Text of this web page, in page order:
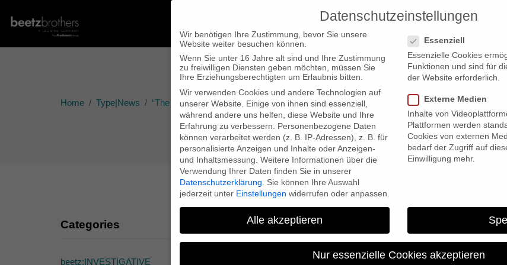
Home Type|News “The Pasolini Files” on Arte today
“The Pasolini
Categories
beetz:INVESTIGATIVE
Datenschutzeinstellungen
Wir benötigen Ihre Zustimmung, bevor Sie unsere
Website weiter besuchen können.
Wenn Sie unter 16 Jahre alt sind und Ihre Zustimmung
zu freiwilligen Diensten geben möchten, müssen Sie
Ihre Erziehungsberechtigten um Erlaubnis bitten.
Wir verwenden Cookies und andere Technologien auf
unserer Website. Einige von ihnen sind essenziell,
während andere uns helfen, diese Website und Ihre
Erfahrung zu verbessern.
Personenbezogene Daten
können verarbeitet werden (z. B. IP-Adressen), z. B. für
personalisierte Anzeigen und Inhalte oder Anzeigen-
und Inhaltsmessung. Weitere Informationen über die
Verwendung Ihrer Daten finden Sie in unserer
Datenschutzerklärung
Sie können Ihre Auswahl
jederzeit unter Einstellungen widerrufen oder anpassen.
Essenziell
Essenzielle Cookies
Funktionen und sind für
der Website erforderlich.
Externe Medien
Inhalte von
Plattformen werden
Cookies von externen
bedarf der Zugriff auf
Einwilligung mehr.
Alle akzeptieren
Nur essenzielle Cookies akzeptieren